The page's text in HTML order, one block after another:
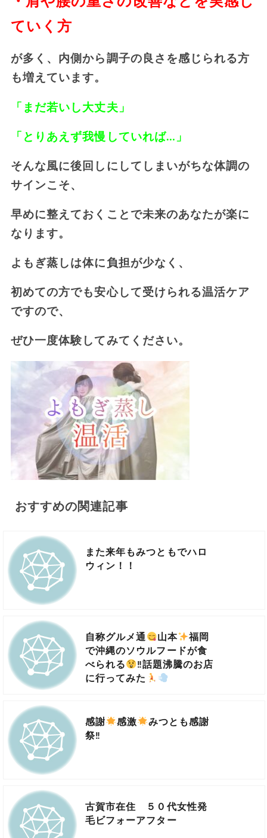
ていく方
が多く、内側から調子の良さを感じられる方
も増えています。
「まだ若いし大丈夫」
「とりあえず我慢していれば…」
そんな風に後回しにしてしまいがちな体調の
サインこそ、
早めに整えておくことで未来のあなたが楽に
なります。
よもぎ蒸しは体に負担が少なく、
初めての方でも安心して受けられる温活ケア
ですので、
ぜひ一度体験してみてください。
おすすめの関連記事
また来年もみつともでハロ
ウィン！！
自称グルメ通 山本
福岡
で沖縄のソウルフードが食
べられる
‼話題沸騰のお店
に行ってみた
感謝 感激
みつとも感謝
祭‼
古賀市在住 ５０代女性発
毛ビフォーアフター